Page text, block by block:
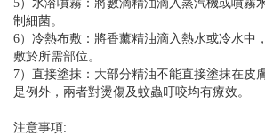
5）水溶噴霧：將數滴精油滴入蒸汽機或噴霧
制細菌。
6）冷熱布敷：將香薰精油滴入熱水或冷水中
敷於所需部位。
7）直接塗抹：大部分精油不能直接塗抹在皮
是例外，兩者對燙傷及蚊蟲叮咬均有療效。
注意事項: